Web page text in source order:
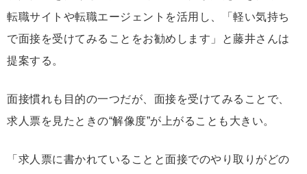
転職サイトや転職エージェントを活用し、「軽い気持ち
で面接を受けてみることをお勧めします」と藤井さんは
提案する。
面接慣れも目的の一つだが、面接を受けてみることで、
求人票を見たときの“解像度”が上がることも大きい。
「求人票に書かれていることと面接でのやり取りがどの